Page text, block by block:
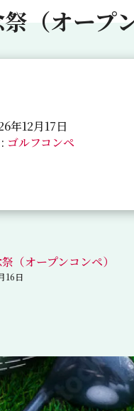
（オープ
年12月17日
ゴルフコンペ
（オープンコンペ）
16日